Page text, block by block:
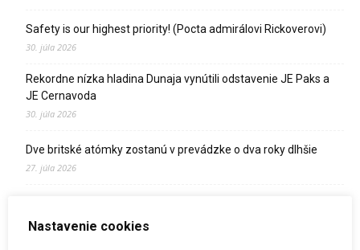
Safety is our highest priority! (Pocta admirálovi Rickoverovi)
30. júla 2026
Rekordne nízka hladina Dunaja vynútili odstavenie JE Paks a
JE Cernavoda
30. júla 2026
Dve britské atómky zostanú v prevádzke o dva roky dlhšie
27. júla 2026
13. júla 2026
Nastavenie cookies